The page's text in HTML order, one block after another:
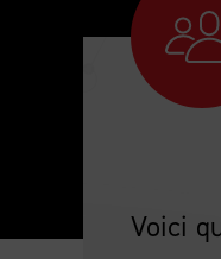
Voici